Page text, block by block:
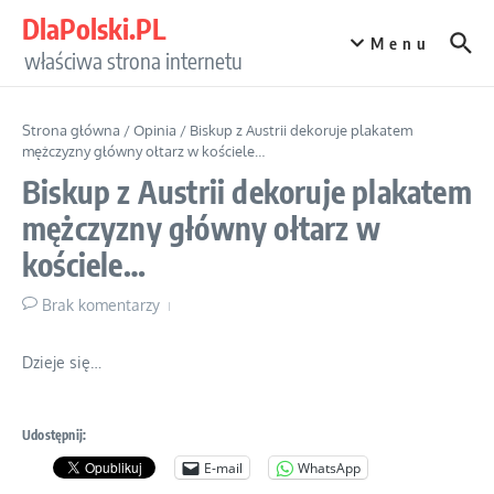
DlaPolski.PL
właściwa strona internetu
Menu
Strona główna /Opinia / Biskup z Austrii dekoruje plakatem
mężczyzny główny ołtarz w kościele…
Biskup z Austrii dekoruje plakatem
mężczyzny główny ołtarz w
kościele…
Brak komentarzy
Dzieje się…
Udostępnij:
E-mail WhatsApp